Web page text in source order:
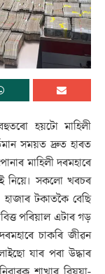
হয়টো মাহিলী
সময়ত দ্ৰুত হাৰত
মাহিলী দৰমহাৰে
নিয়ে। সকলো খৰচৰ
টকাতকৈ বেছি
পৰিয়াল এটাৰ গড়
চাকৰি জীৱন
যাৰ পৰা উদ্ধাৰ